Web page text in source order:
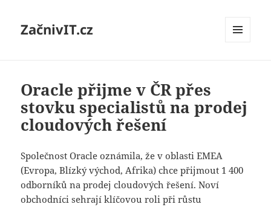
ZačnivIT.cz
Oracle přijme v ČR přes
stovku specialistů na prodej
cloudových řešení
Společnost Oracle oznámila, že v oblasti EMEA
(Evropa, Blízký východ, Afrika) chce přijmout 1 400
odborníků na prodej cloudových řešení. Noví
obchodníci sehrají klíčovou roli při růstu